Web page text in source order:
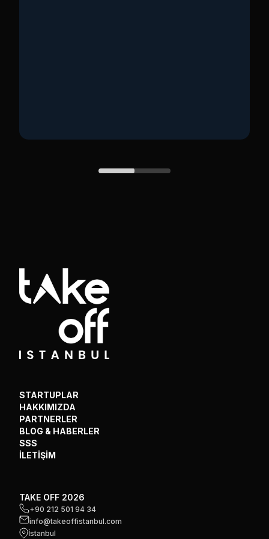
STARTUPLAR
HAKKIMIZDA
PARTNERLER
BLOG & HABERLER
SSS
İLETİŞİM
TAKE OFF 2026
+90 212 501 94 34
info@takeoffistanbul.com
İstanbul